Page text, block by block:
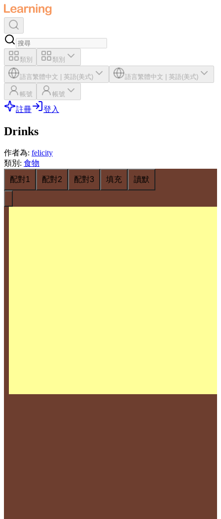
類別 類別
語言繁體中文 英語(美式) 語言繁體中文 英語(美式)
帳號 帳號
註冊 登入
Drinks
作者為: felicity
類別 : 食物
配對1
配對2 配對3 填充 讀默